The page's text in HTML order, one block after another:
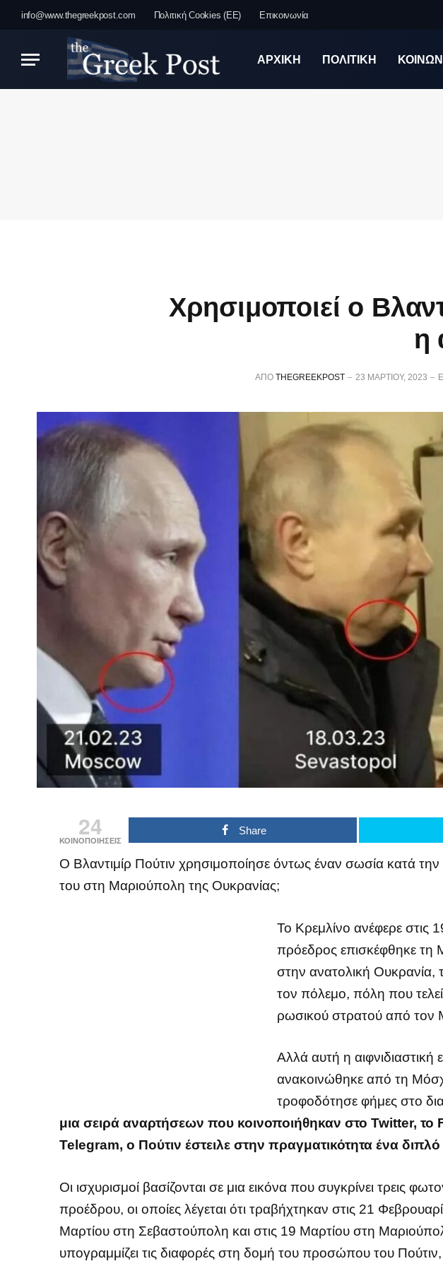
info@www.thegreekpost.com Πολιτική Cookies (ΕΕ) Επικοινωνία
ΑΡΧΙΚΗ ΠΟΛΙΤΙΚΗ
Χρησιμοποιεί ο
η
ΑΠΌ THEGREEKPOST 23 ΜΑΡΤΊΟΥ, 2023
24
ΚΟΙΝΟΠΟΙΗΣΕΙΣ
Share
Ο Βλαντιμίρ Πούτιν χρησιμοποίησε όντως έναν σωσία κατά
του στη Μαριούπολη της Ουκρανίας;
Το Κρεμλίνο ανέφερε στις
πρόεδρος επισκέφθηκε τη
στην ανατολική Ουκρανία,
τον πόλεμο, πόλη που
ρωσικού στρατού από τον
Αλλά αυτή η αιφνιδιαστική
ανακοινώθηκε από τη
τροφοδότησε φήμες στο
μια σειρά αναρτήσεων που κοινοποιήθηκαν στο Twitter, το
Telegram, ο Πούτιν έστειλε στην πραγματικότητα ένα
Οι ισχυρισμοί βασίζονται σε μια εικόνα που συγκρίνει τρεις
προέδρου, οι οποίες λέγεται ότι τραβήχτηκαν στις 21
Μαρτίου στη Σεβαστούπολη και στις 19 Μαρτίου στη
υπογραμμίζει τις διαφορές στη δομή του προσώπου του